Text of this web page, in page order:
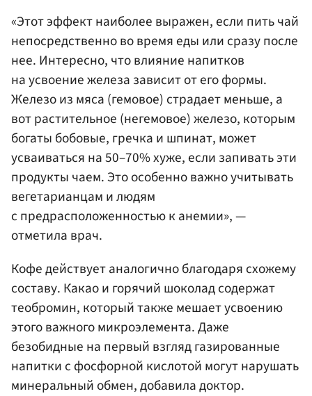
«Этот эффект наиболее выражен, если пить чай
непосредственно во время еды или сразу после
нее. Интересно, что влияние напитков
на усвоение железа зависит от его формы.
Железо из мяса (гемовое) страдает меньше, а
вот растительное (негемовое) железо, которым
богаты бобовые, гречка и шпинат, может
усваиваться на 50–70% хуже, если запивать эти
продукты чаем. Это особенно важно учитывать
вегетарианцам и людям
с предрасположенностью к анемии», —
отметила врач.
Кофе действует аналогично благодаря схожему
составу. Какао и горячий шоколад содержат
теобромин, который также мешает усвоению
этого важного микроэлемента. Даже
безобидные на первый взгляд газированные
напитки с фосфорной кислотой могут нарушать
минеральный обмен, добавила доктор.